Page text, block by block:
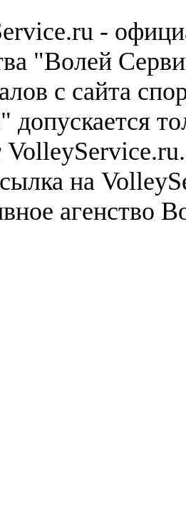
-
"Волей
с сайта
допускается
на
агенство